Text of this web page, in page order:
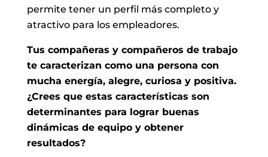
permite tener un perfil más completo y
atractivo para los empleadores.
Tus compañeras y compañeros de trabajo
te caracterizan como una persona con
mucha energía, alegre, curiosa y positiva.
¿Crees que estas características son
determinantes para lograr buenas
dinámicas de equipo y obtener
resultados?